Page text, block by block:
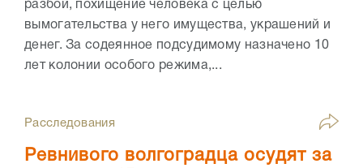
разбой, похищение человека с целью
вымогательства у него имущества, украшений и
денег. За содеянное подсудимому назначено 10
лет колонии особого режима,...
Расследования
Ревнивого волгоградца осудят за